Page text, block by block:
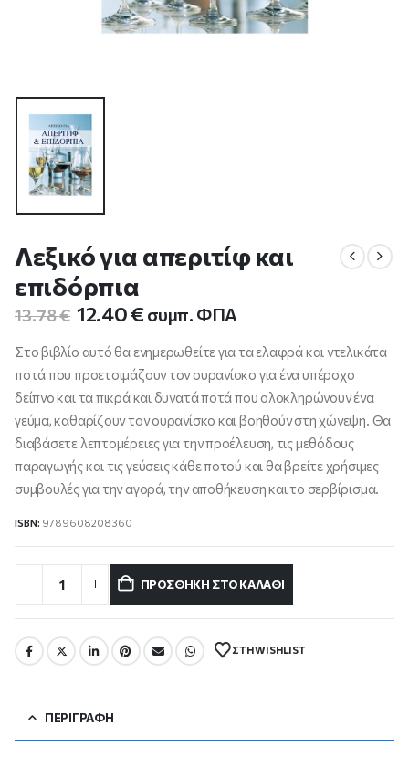
Λεξικό για απεριτίφ και
επιδόρπια
13.78€ Original
was:
13.78 €.
12.40€Η
τρέχουσα
τιμή
είναι:
12.40 €.
συμπ. ΦΠΑ
Στο βιβλίο αυτό θα ενημερωθείτε για τα ελαφρά και ντελικάτα
ποτά που προετοιμάζουν τον ουρανίσκο για ένα υπέροχο
δείπνο και τα πικρά και δυνατά ποτά που ολοκληρώνουν ένα
γεύμα, καθαρίζουν τον ουρανίσκο και βοηθούν στη χώνεψη. Θα
διαβάσετε λεπτομέρειες για την προέλευση, τις μεθόδους
παραγωγής και τις γεύσεις κάθε ποτού και θα βρείτε χρήσιμες
συμβουλές για την αγορά, την αποθήκευση και το σερβίρισμα.
ISBN: 9789608208360
ΠΡΟΣΘΉΚΗ ΣΤΟ ΚΑΛΆΘΙ
ΣΤΗ WISHLIST
ΠΕΡΙΓΡΑΦΉ